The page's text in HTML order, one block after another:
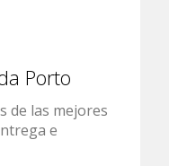
Porto
de las mejores
e